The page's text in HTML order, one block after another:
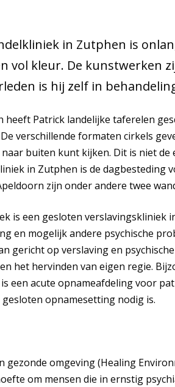
in Zutphen is
vol kleur. De kunstwerken
is hij zelf in
heeft Patrick landelijke taferelen
verschillende formaten cirkels
buiten kunt kijken. Dit is niet
in Zutphen is de dagbesteding
zijn onder andere twee
is een gesloten verslavingskliniek
en mogelijk andere psychische
gericht op verslaving en
het hervinden van eigen regie.
is een acu­te op­na­me­afdeling voor
opnamesetting nodig is.
gezonde omgeving (Healing
om mensen die in ernstig